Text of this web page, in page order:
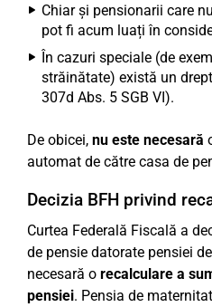
Chiar și pensionarii care
pot fi acum luați în
În cazuri speciale (de
străinătate) există un
307d Abs. 5 SGB VI).
De obicei, nu este necesară
automat de către casa de
Decizia BFH privind
Curtea Federală Fiscală a
de pensie datorate pensiei
necesară o recalculare a
pensiei. Pensia de